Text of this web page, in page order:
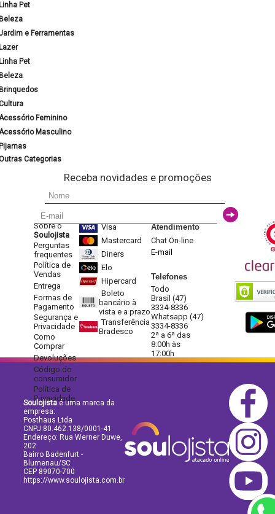
Pet
e Ferramentas
Pet
Feminino
Masculino
Categorias
Receba novidades e promoções
Sobre o
Soulojista
Perguntas
frequentes
Política de
Vendas
Entrega
Formas de
Pagamento
Segurança e
Privacidade
Como
Comprar
Devoluções
Código do
consumidor
Política de
Privacidade
Visa
Mastercard
Diners
Elo
Hipercard
Boleto
bancário à
vista e a prazo
Transferência
Bradesco
Atendimento
Chat On-line
E-mail
Telefones
Todo
Brasil (47)
3334-8336
Whatsapp (47)
3334-8336
2ª a 6ª das
8:00h às
17:00h
Soulojistaé uma marca da
empresa:
Posthaus Ltda
CNPJ:80.462.138/0001-41
Endereço: Rua Werner Duwe,
202
Bairro Badenfurt -
Blumenau/SC
CEP 89070-700
https://www.soulojista.com.br